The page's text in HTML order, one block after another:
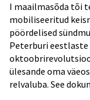
I maailmasõda tõi
mobiliseeritud
pöördelised
Peterburi eestlaste
ülesande oma
relvaluba. See